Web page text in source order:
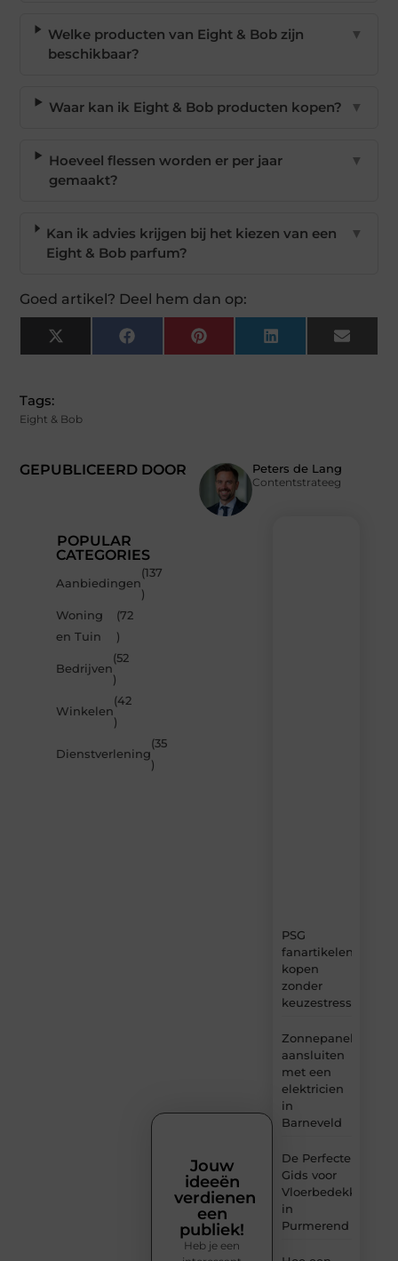
Welke producten van Eight & Bob zijn
beschikbaar?
▼
Waar kan ik Eight & Bob producten kopen? ▼
Hoeveel flessen worden er per jaar
gemaakt?
▼
Kan ik advies krijgen bij het kiezen van een
Eight & Bob parfum?
▼
Goed artikel? Deel hem dan op:
X
(Twitter)
FacebookPinterest LinkedIn Email
GEPUBLICEERD DOOR Peters de Lang
Contentstrateeg
Tags:
Eight & Bob
POPULAR
CATEGORIES
Aanbiedingen
(137
)
Woning
en Tuin
(72
)
Bedrijven
(52
)
Winkelen
(42
)
Dienstverlening
(35
)
PSG
fanartikelen
kopen
zonder
keuzestress
Zonnepanelen
aansluiten
met een
elektricien
in
Barneveld
De Perfecte
Gids voor
Vloerbedekking
in
Purmerend
Jouw
ideeën
verdienen
een
publiek!
Heb je een